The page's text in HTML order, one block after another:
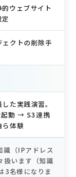
ウェブサイト
クトの削除手
た実践演習。
動 → S3連携
ら体験
識（IPアドレス
います（知識
3名様になりま